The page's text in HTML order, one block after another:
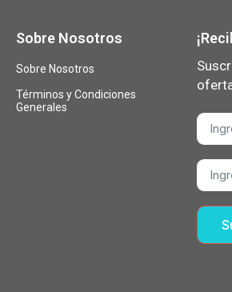
Sobre Nosotros
Sobre Nosotros
Términos y Condiciones
Generales